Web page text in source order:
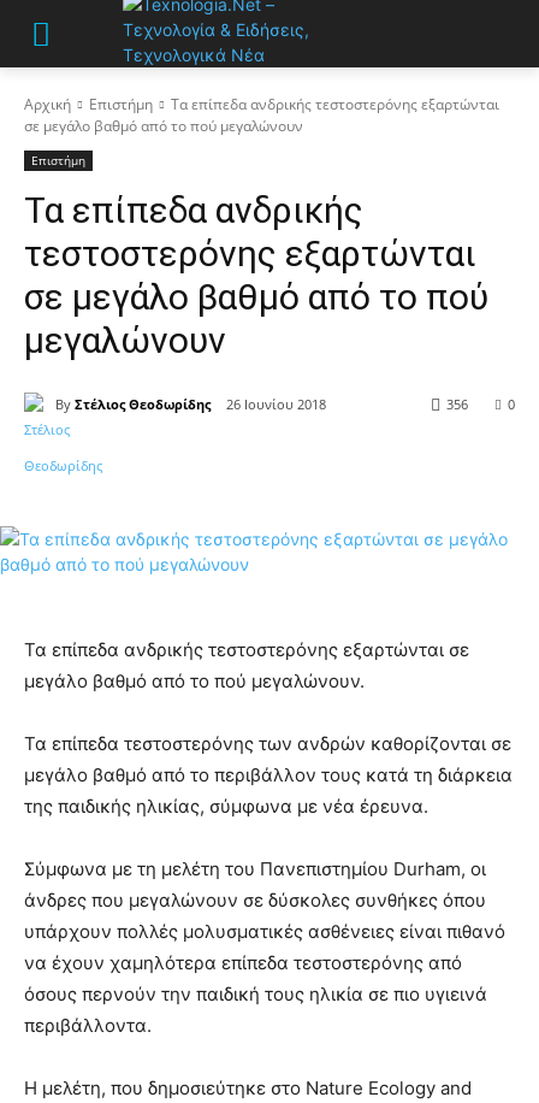
Αρχική Επιστήμη
Τα επίπεδα ανδρικής τεστοστερόνης εξαρτώνται
σε μεγάλο βαθμό από το πού μεγαλώνουν
Επιστήμη
Τα επίπεδα ανδρικής
τεστοστερόνης εξαρτώνται
σε μεγάλο βαθμό από το πού
μεγαλώνουν
By Στέλιος Θεοδωρίδης 26 Ιουνίου 2018 0
356
Τα επίπεδα ανδρικής τεστοστερόνης εξαρτώνται σε
μεγάλο βαθμό από το πού μεγαλώνουν.
Τα επίπεδα τεστοστερόνης των ανδρών καθορίζονται σε
μεγάλο βαθμό από το περιβάλλον τους κατά τη διάρκεια
της παιδικής ηλικίας, σύμφωνα με νέα έρευνα.
Σύμφωνα με τη μελέτη του Πανεπιστημίου Durham, οι
άνδρες που μεγαλώνουν σε δύσκολες συνθήκες όπου
υπάρχουν πολλές μολυσματικές ασθένειες είναι πιθανό
να έχουν χαμηλότερα επίπεδα τεστοστερόνης από
όσους περνούν την παιδική τους ηλικία σε πιο υγιεινά
περιβάλλοντα.
Η μελέτη, που δημοσιεύτηκε στο Nature Ecology and